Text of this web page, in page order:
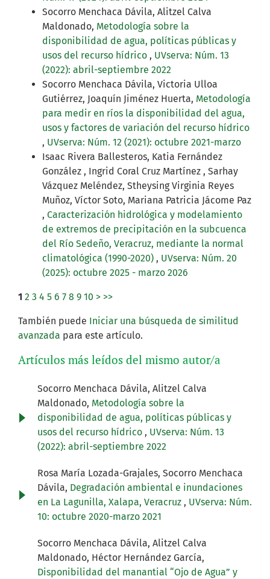
Socorro Menchaca Dávila, Alitzel Calva
Maldonado, Metodología sobre la
disponibilidad de agua, políticas públicas y
usos del recurso hídrico , UVserva: Núm. 13
(2022): abril-septiembre 2022
Socorro Menchaca Dávila, Victoria Ulloa
Gutiérrez, Joaquín Jiménez Huerta, Metodología
para medir en ríos la disponibilidad del agua,
usos y factores de variación del recurso hídrico
, UVserva: Núm. 12 (2021): octubre 2021-marzo
Isaac Rivera Ballesteros, Katia Fernández
González , Ingrid Coral Cruz Martínez , Sarhay
Vázquez Meléndez, Stheysing Virginia Reyes
Muñoz, Víctor Soto, Mariana Patricia Jácome Paz
, Caracterización hidrológica y modelamiento
de extremos de precipitación en la subcuenca
del Río Sedeño, Veracruz, mediante la normal
climatológica (1990-2020) , UVserva: Núm. 20
(2025): octubre 2025 - marzo 2026
1 2 3 4 5 6 7 8 9 10 > >>
También puede Iniciar una búsqueda de similitud
avanzada para este artículo.
Artículos más leídos del mismo autor/a
Socorro Menchaca Dávila, Alitzel Calva
Maldonado, Metodología sobre la
disponibilidad de agua, políticas públicas y
usos del recurso hídrico , UVserva: Núm. 13
(2022): abril-septiembre 2022
Rosa María Lozada-Grajales, Socorro Menchaca
Dávila, Degradación ambiental e inundaciones
en La Lagunilla, Xalapa, Veracruz , UVserva: Núm.
10: octubre 2020-marzo 2021
Socorro Menchaca Dávila, Alitzel Calva
Maldonado, Héctor Hernández García,
Disponibilidad del manantial “Ojo de Agua” y